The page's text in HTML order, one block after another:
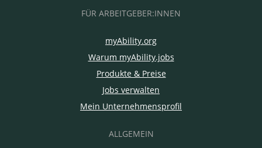
FÜR ARBEITGEBER:INNEN
myAbility.org
Warum myAbility.jobs
Produkte & Preise
Jobs verwalten
Mein Unternehmensprofil
ALLGEMEIN